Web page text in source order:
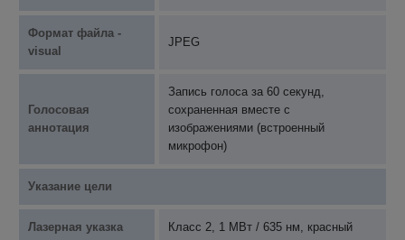
Формат файла -
visual
JPEG
Голосовая
аннотация
Запись голоса за 60 секунд,
сохраненная вместе с
изображениями (встроенный
микрофон)
Указание цели
Лазерная указка Класс 2, 1 МВт / 635 нм, красный